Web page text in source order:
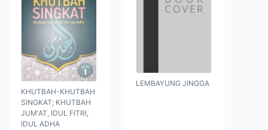
KHUTBAH-KHUTBAH
SINGKAT; KHUTBAH
JUM'AT, IDUL FITRI,
IDUL ADHA
LEMBAYUNG JINGGA